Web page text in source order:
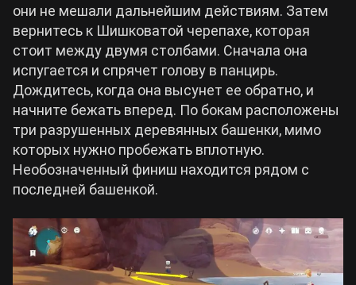
они не мешали дальнейшим действиям. Затем
вернитесь к Шишковатой черепахе, которая
стоит между двумя столбами. Сначала она
испугается и спрячет голову в панцирь.
Дождитесь, когда она высунет ее обратно, и
начните бежать вперед. По бокам расположены
три разрушенных деревянных башенки, мимо
которых нужно пробежать вплотную.
Необозначенный финиш находится рядом с
последней башенкой.